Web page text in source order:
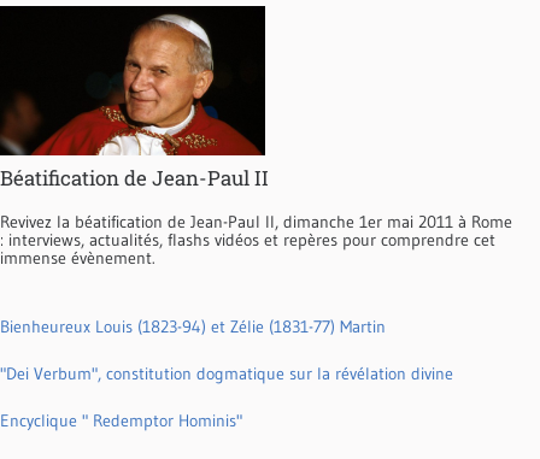
Béatification de Jean-Paul II
Revivez la béatification de Jean-Paul II, dimanche 1er mai 2011 à Rome
: interviews, actualités, flashs vidéos et repères pour comprendre cet
immense évènement.
Bienheureux Louis (1823-94) et Zélie (1831-77) Martin
"Dei Verbum", constitution dogmatique sur la révélation divine
Encyclique " Redemptor Hominis"